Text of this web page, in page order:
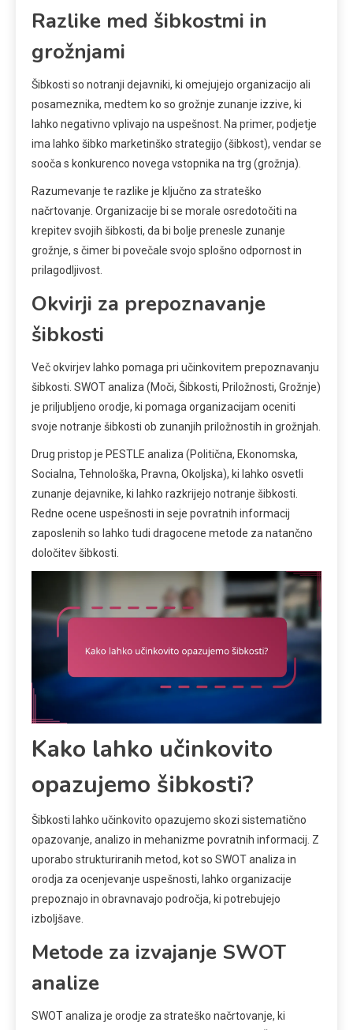
Razlike med šibkostmi in
grožnjami
Šibkosti so notranji dejavniki, ki omejujejo organizacijo ali
posameznika, medtem ko so grožnje zunanje izzive, ki
lahko negativno vplivajo na uspešnost. Na primer, podjetje
ima lahko šibko marketinško strategijo (šibkost), vendar se
sooča s konkurenco novega vstopnika na trg (grožnja).
Razumevanje te razlike je ključno za strateško
načrtovanje. Organizacije bi se morale osredotočiti na
krepitev svojih šibkosti, da bi bolje prenesle zunanje
grožnje, s čimer bi povečale svojo splošno odpornost in
prilagodljivost.
Okvirji za prepoznavanje
šibkosti
Več okvirjev lahko pomaga pri učinkovitem prepoznavanju
šibkosti. SWOT analiza (Moči, Šibkosti, Priložnosti, Grožnje)
je priljubljeno orodje, ki pomaga organizacijam oceniti
svoje notranje šibkosti ob zunanjih priložnostih in grožnjah.
Drug pristop je PESTLE analiza (Politična, Ekonomska,
Socialna, Tehnološka, Pravna, Okoljska), ki lahko osvetli
zunanje dejavnike, ki lahko razkrijejo notranje šibkosti.
Redne ocene uspešnosti in seje povratnih informacij
zaposlenih so lahko tudi dragocene metode za natančno
določitev šibkosti.
Kako lahko učinkovito
opazujemo šibkosti?
Šibkosti lahko učinkovito opazujemo skozi sistematično
opazovanje, analizo in mehanizme povratnih informacij. Z
uporabo strukturiranih metod, kot so SWOT analiza in
orodja za ocenjevanje uspešnosti, lahko organizacije
prepoznajo in obravnavajo področja, ki potrebujejo
izboljšave.
Metode za izvajanje SWOT
analize
SWOT analiza je orodje za strateško načrtovanje, ki